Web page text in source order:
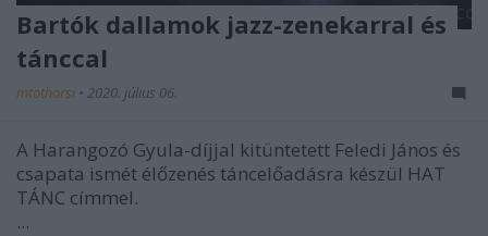
Bartók dallamok jazz-zenekarral és
tánccal
mtothorsi • 2020. július 06.
A Harangozó Gyula-díjjal kitüntetett Feledi János és
csapata ismét élőzenés táncelőadásra készül HAT
TÁNC címmel.
...